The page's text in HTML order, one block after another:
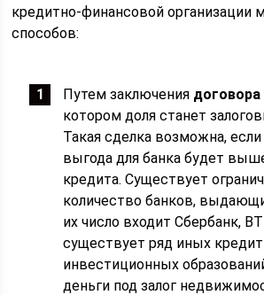
кредитно-финансовой организации
способов:
Путем заключения
котором доля станет
Такая сделка возможна,
выгода для банка будет
кредита. Существует
количество банков,
их число входит Сбербанк,
существует ряд иных
инвестиционных
деньги под залог